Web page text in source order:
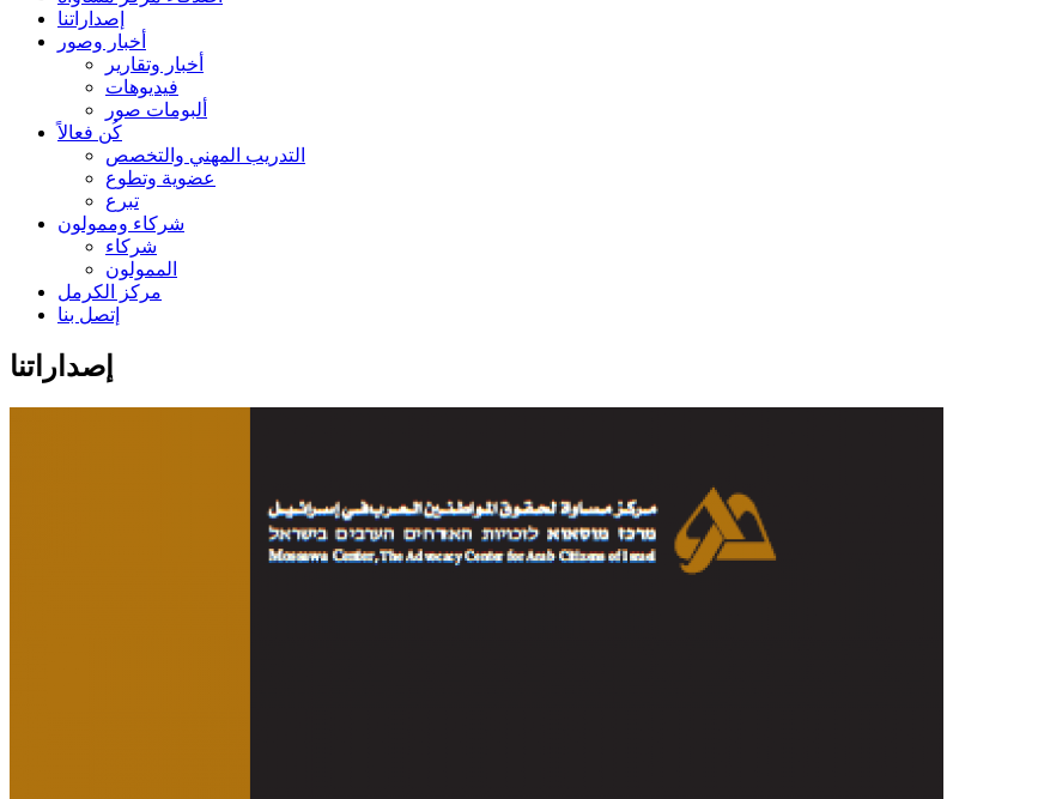
إصداراتنا
أخبار وصور
أخبار وتقارير
فيديوهات
ألبومات صور
كُن فعالاً
التدريب المهني والتخصص
عضوية وتطوع
تبرع
شركاء وممولون
شركاء
الممولون
مركز الكرمل
إتصل بنا
إصداراتنا